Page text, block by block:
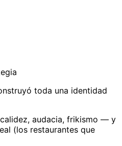
toda una identidad
audacia, frikismo — y
(los restaurantes que